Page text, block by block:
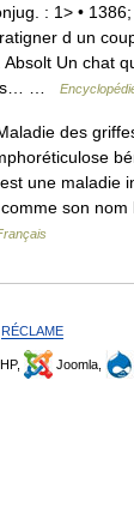
: 1> • 1386;
d un
Un chat
…
des
une maladie
son
RÉCLAME
Joomla,